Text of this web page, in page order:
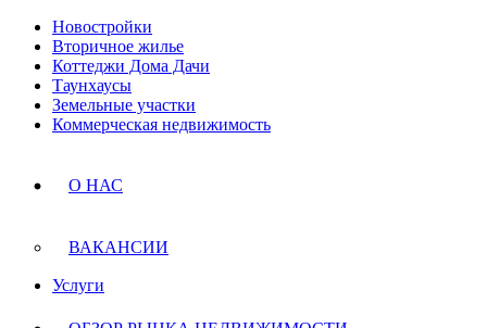
Новостройки
Вторичное жилье
Коттеджи Дома Дачи
Таунхаусы
Земельные участки
Коммерческая недвижимость
О НАС
ВАКАНСИИ
Услуги